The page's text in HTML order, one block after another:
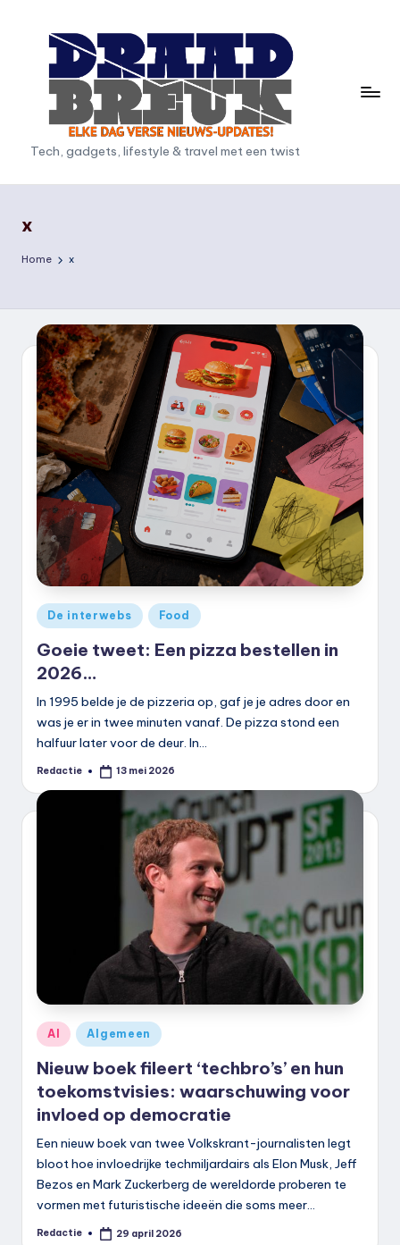
D
r
d
r
e
u
k
.
n
Tech, gadgets, lifestyle & travel met een twist
x
Home x
Geplaatst
in
De interwebs Food
Goeie tweet: Een pizza bestellen in
2026…
In 1995 belde je de pizzeria op, gaf je je adres door en
was je er in twee minuten vanaf. De pizza stond een
halfuur later voor de deur. In…
Geplaatst
Redactie 13 mei 2026
Geplaatst
in
AI Algemeen
Nieuw boek fileert ‘techbro’s’ en hun
toekomstvisies: waarschuwing voor
invloed op democratie
Een nieuw boek van twee Volkskrant-journalisten legt
bloot hoe invloedrijke techmiljardairs als Elon Musk, Jeff
Bezos en Mark Zuckerberg de wereldorde proberen te
vormen met futuristische ideeën die soms meer…
Geplaatst
Redactie 29 april 2026